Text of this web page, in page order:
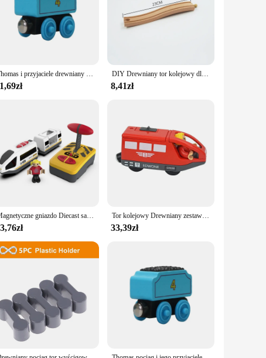
but a piece of art. This set is designed to add a
and intricate details of the village capture the essence
and suppliers looking to stock up on festive
customers. Whether you're looking to adorn your own
withstand the rigors of the holiday season, making it a
The design and style of the set are perfect for creating a
Thomas i przyjaciele drewniany pociąg magnetyczny Molley Diesel Toby Oliver Edward Model pociąg Thomas zabawki dla dzieci chłopiec prezenty urodzinowe DIY Drewniany tor kolejowy dla dzieci Akcesoria Zabawka Tor kolejowy Zabawki kompatybilne ze wszystkimi torami dla dzieci Prezenty dla chłopców i dziewczynek
8,41zł
Magnetyczne gniazdo Diecast samochodowe RC pociąg elektryczny zestawy gąsienic pasujące do wszystkich drewnianych torów kolejowych akcesoria świąteczne prezent dla dzieci Tor kolejowy Drewniany zestaw zabawek kolejowych Zestaw magnetyczny Samochód elektryczny Lokomotywa Diecast Szczelina Pasuje do wszystkich drewnianych torów kolejowych Biro dla dzieci
33,39zł